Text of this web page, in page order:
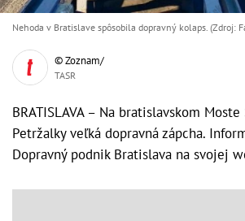
Nehoda v Bratislave spôsobila dopravný kolaps. (Zdroj:
© Zoznam/
TASR
BRATISLAVA – Na bratislavskom
Petržalky veľká dopravná zápcha.
Dopravný podnik Bratislava na svojej